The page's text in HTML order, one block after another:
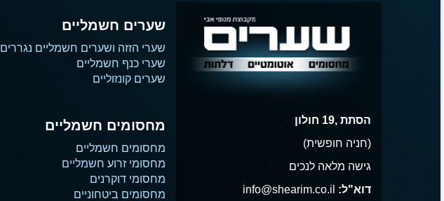
הסתת ,19 חולון
(חניה חופשית)
גישה מלאה לנכים
דוא"ל:
שערים חשמליים
שערי הזזה ושערים חשמליים נגררים
שערי כנף חשמליים
שערים קונזוליים
מחסומים חשמליים
מחסומים חשמליים
מחסומי זרוע חשמליים
מחסומי דוקרנים
מחסומים ביטחוניים